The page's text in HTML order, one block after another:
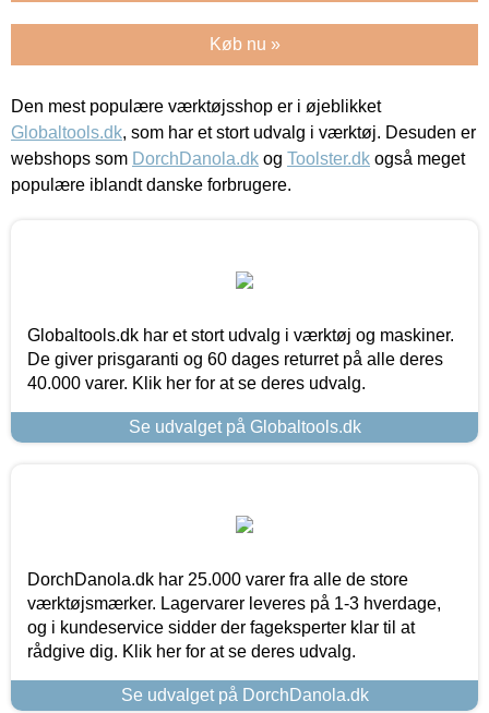
Køb nu »
Den mest populære værktøjsshop er i øjeblikket
Globaltools.dk, som har et stort udvalg i værktøj. Desuden er
webshops som DorchDanola.dk og Toolster.dk også meget
populære iblandt danske forbrugere.
Globaltools.dk har et stort udvalg i værktøj og maskiner.
De giver prisgaranti og 60 dages returret på alle deres
40.000 varer. Klik her for at se deres udvalg.
Se udvalget på Globaltools.dk
DorchDanola.dk har 25.000 varer fra alle de store
værktøjsmærker. Lagervarer leveres på 1-3 hverdage,
og i kundeservice sidder der fageksperter klar til at
rådgive dig. Klik her for at se deres udvalg.
Se udvalget på DorchDanola.dk